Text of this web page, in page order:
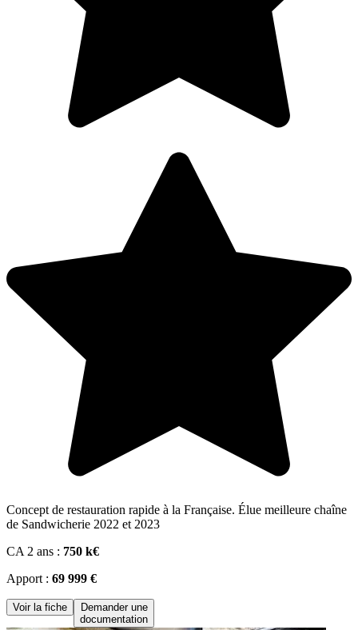
Concept de restauration rapide à la Française. Élue meilleure chaîne
de Sandwicherie 2022 et 2023
CA 2 ans : 750 k€
Apport : 69 999 €
Voir la fiche
Demander une
documentation